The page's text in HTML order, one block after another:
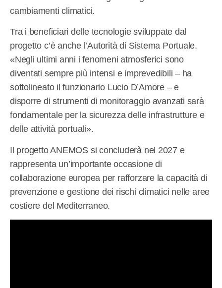
cambiamenti climatici.
Tra i beneficiari delle tecnologie sviluppate dal
progetto c’è anche l’Autorità di Sistema Portuale.
«Negli ultimi anni i fenomeni atmosferici sono
diventati sempre più intensi e imprevedibili – ha
sottolineato il funzionario Lucio D’Amore – e
disporre di strumenti di monitoraggio avanzati sarà
fondamentale per la sicurezza delle infrastrutture e
delle attività portuali».
Il progetto ANEMOS si concluderà nel 2027 e
rappresenta un’importante occasione di
collaborazione europea per rafforzare la capacità di
prevenzione e gestione dei rischi climatici nelle aree
costiere del Mediterraneo.